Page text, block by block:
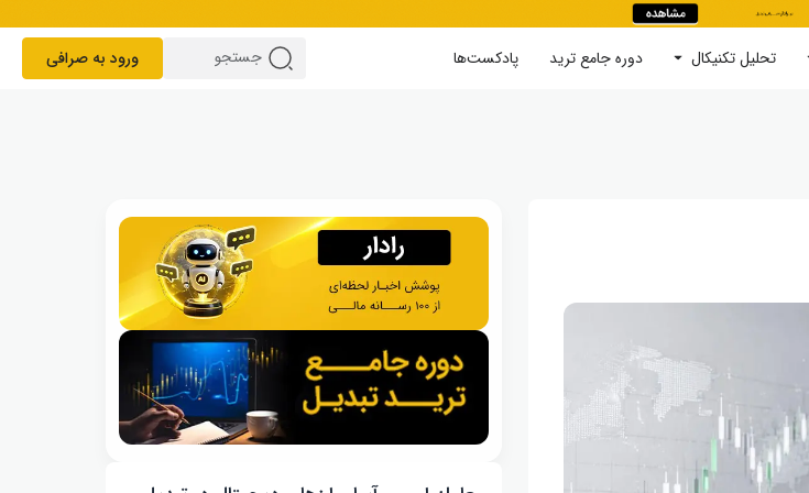
تحلیل تکنیکال دوره‌ جامع ترید پادکست‌ها ورود به صرافی